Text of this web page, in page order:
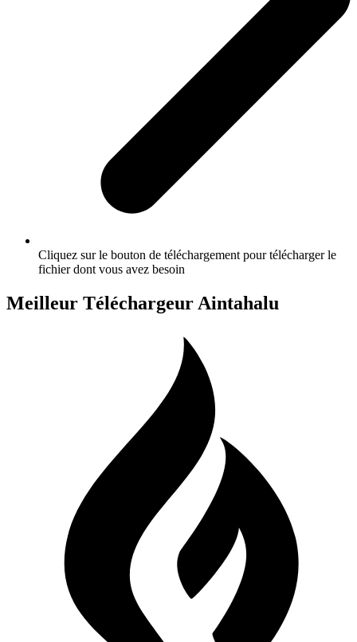
Cliquez sur le bouton de téléchargement pour télécharger le
fichier dont vous avez besoin
Meilleur Téléchargeur Aintahalu